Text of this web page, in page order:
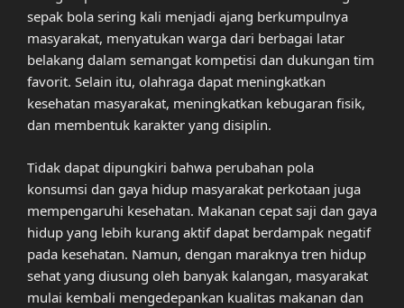
sepak bola sering kali menjadi ajang berkumpulnya
masyarakat, menyatukan warga dari berbagai latar
belakang dalam semangat kompetisi dan dukungan tim
favorit. Selain itu, olahraga dapat meningkatkan
kesehatan masyarakat, meningkatkan kebugaran fisik,
dan membentuk karakter yang disiplin.
Tidak dapat dipungkiri bahwa perubahan pola
konsumsi dan gaya hidup masyarakat perkotaan juga
mempengaruhi kesehatan. Makanan cepat saji dan gaya
hidup yang lebih kurang aktif dapat berdampak negatif
pada kesehatan. Namun, dengan maraknya tren hidup
sehat yang diusung oleh banyak kalangan, masyarakat
mulai kembali mengedepankan kualitas makanan dan